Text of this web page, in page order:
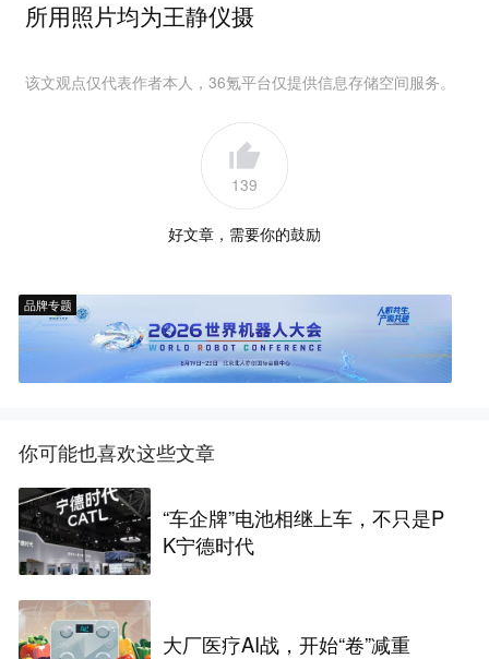
所用照片均为王静仪摄
该文观点仅代表作者本人，36氪平台仅提供信息存储空间服务。
139
好文章，需要你的鼓励
品牌专题
你可能也喜欢这些文章
“车企牌”电池相继上车，不只是P
K宁德时代
大厂医疗AI战，开始“卷”减重